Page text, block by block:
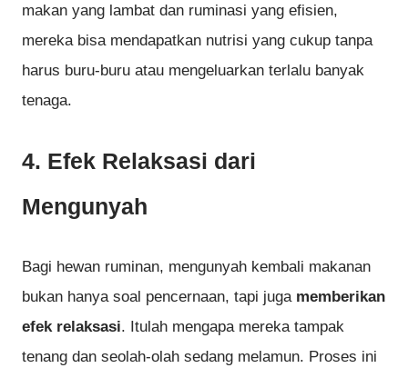
makan yang lambat dan ruminasi yang efisien,
mereka bisa mendapatkan nutrisi yang cukup tanpa
harus buru-buru atau mengeluarkan terlalu banyak
tenaga.
4. Efek Relaksasi dari
Mengunyah
Bagi hewan ruminan, mengunyah kembali makanan
bukan hanya soal pencernaan, tapi juga memberikan
efek relaksasi. Itulah mengapa mereka tampak
tenang dan seolah-olah sedang melamun. Proses ini